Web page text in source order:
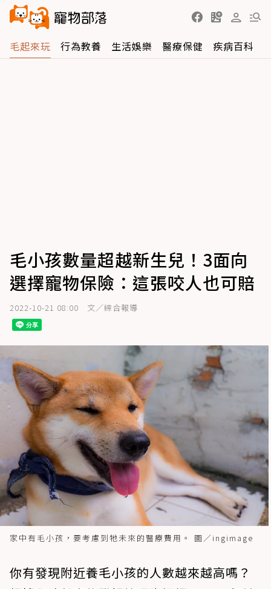
毛起來玩 行為教養 生活娛樂 醫療保健 疾病百科
毛小孩數量超越新生兒！3面向
選擇寵物保險：這張咬人也可賠
2022-10-21 08:00 文／綜合報導
家中有毛小孩，要考慮到牠未來的醫療費用。 圖／ingimage
你有發現附近養毛小孩的人數越來越高嗎？